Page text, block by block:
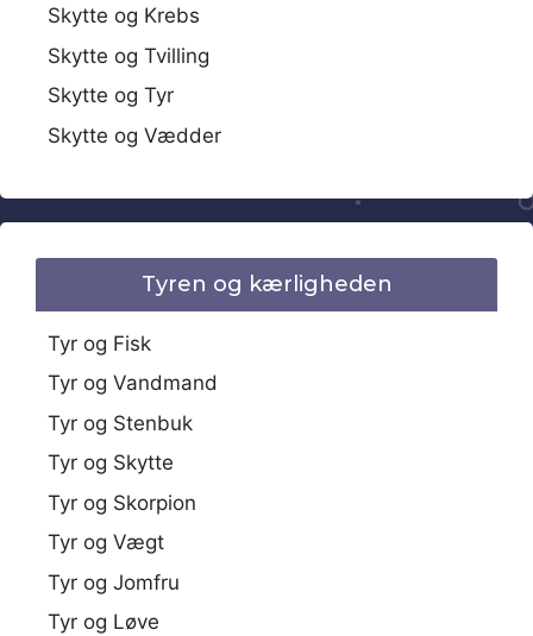
Skytte og Krebs
Skytte og Tvilling
Skytte og Tyr
Skytte og Vædder
Tyren og kærligheden
Tyr og Fisk
Tyr og Vandmand
Tyr og Stenbuk
Tyr og Skytte
Tyr og Skorpion
Tyr og Vægt
Tyr og Jomfru
Tyr og Løve